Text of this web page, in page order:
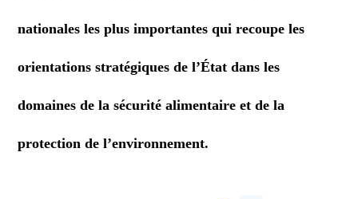
nationales les plus importantes qui recoupe les
orientations stratégiques de l’État dans les
domaines de la sécurité alimentaire et de la
protection de l’environnement.